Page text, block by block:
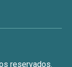
reservados.